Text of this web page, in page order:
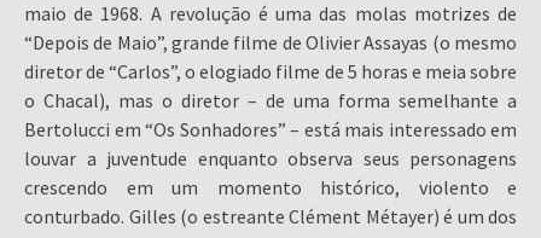
maio de 1968. A revolução é uma das molas motrizes de
“Depois de Maio”, grande filme de Olivier Assayas (o mesmo
diretor de “Carlos”, o elogiado filme de 5 horas e meia sobre
o Chacal), mas o diretor – de uma forma semelhante a
Bertolucci em “Os Sonhadores” – está mais interessado em
louvar a juventude enquanto observa seus personagens
crescendo em um momento histórico, violento e
conturbado. Gilles (o estreante Clément Métayer) é um dos